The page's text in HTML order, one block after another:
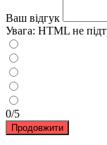
Ваш відгук
Увага: HTML не
0/5
Продовжити